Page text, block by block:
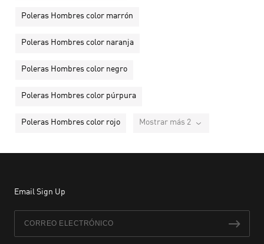
Poleras Hombres color marrón
Poleras Hombres color naranja
Poleras Hombres color negro
Poleras Hombres color púrpura
Poleras Hombres color rojo Mostrar más 2